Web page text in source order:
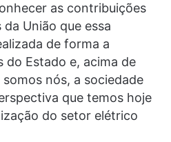
as contribuições
União que essa
de forma a
do Estado e, acima de
nós, a sociedade
que temos hoje
do setor elétrico